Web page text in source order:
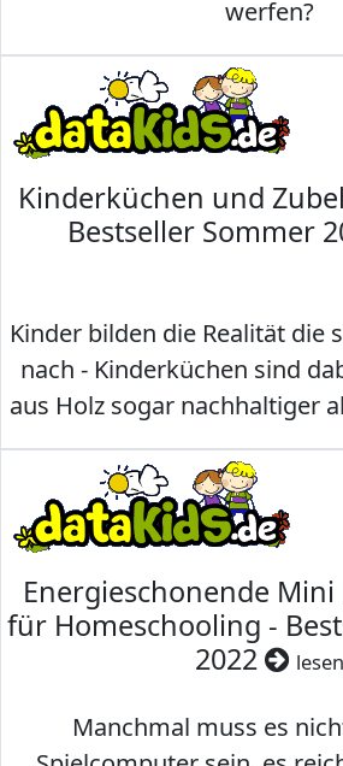
werfen?
Kinderküchen und
Bestseller Sommer
Kinder bilden die Realität die
nach - Kinderküchen sind
aus Holz sogar nachhaltiger
Energieschonende Mini
für Homeschooling -
2022
lesen
Manchmal muss es